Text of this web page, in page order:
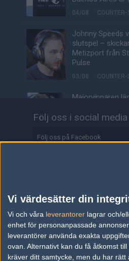
Vi värdesätter din
Vi och våra leverantorer lagrar och/
enhet för personanpassade
leverantörer använda exakta
ovan. Alternativt kan du få åtkomst
kräver ditt samtycke, men du har
04/08 COUNTER-
Johnny Speeds
slutspel –
Metizport från
Pulse
03/08 COUNTER-
Majorvinnaren
marknaden
Metizport slår
Speeds i
debutmatch
03/08 COUNTER-
Svenskarnas
Följ oss i social media
Följ oss på Facebook
Information
Annonsering
Copyright och Privacy Policy